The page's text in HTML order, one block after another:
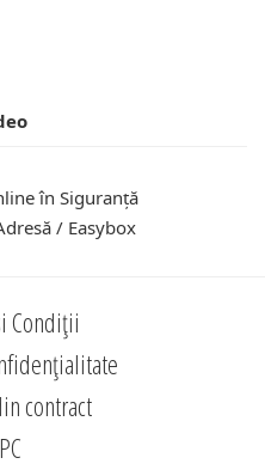
în Siguranță
/ Easybox
Condiții
contract